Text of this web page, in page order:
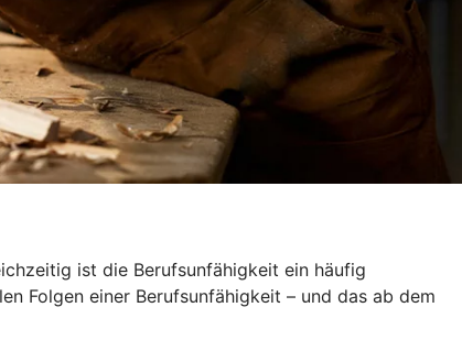
ist die Berufsunfähigkeit ein häufig
Folgen einer Berufsunfähigkeit – und das ab dem